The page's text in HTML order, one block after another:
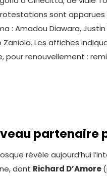
sont
: Amadou Diawara,
Zaniolo. Les affiches
pour renouvellement :
partenaire
révèle aujourd’hui
dont Richard D’Amore